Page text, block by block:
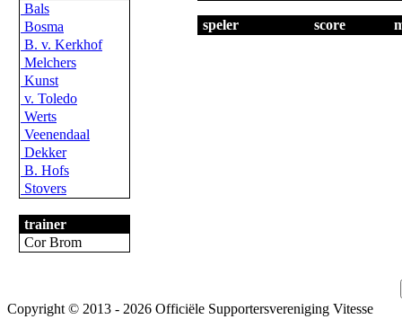
Bals
Bosma
B. v. Kerkhof
Melchers
Kunst
v. Toledo
Werts
Veenendaal
Dekker
B. Hofs
Stovers
trainer
Cor Brom
speler score
Copyright © 2013 - 2026 Officiële Supportersvereniging Vitesse